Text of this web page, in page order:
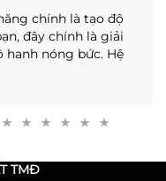
chính là tạo độ
đây chính là giải
hanh nóng bức. Hệ
đích riêng là
ngay sau đây với
thế hệ mới.
TMĐ